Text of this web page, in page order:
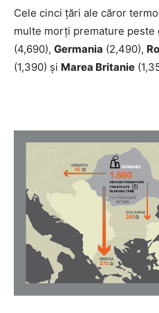
Cele cinci țări ale căror
multe morți premature peste
(4,690), Germania (2,490),
(1,390) și Marea Britanie